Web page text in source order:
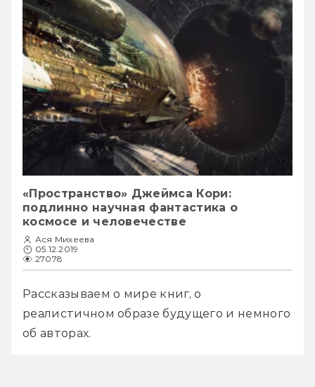
«Пространство» Джеймса Кори:
подлинно научная фантастика о
космосе и человечестве
Ася Михеева
05.12.2019
27078
Рассказываем о мире книг, о
реалистичном образе будущего и немного
об авторах.